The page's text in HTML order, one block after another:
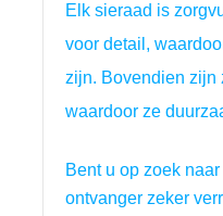
Elk sieraad is
voor detail,
zijn. Bovendien zijn
waardoor ze
Bent u op zoek
ontvanger zeker